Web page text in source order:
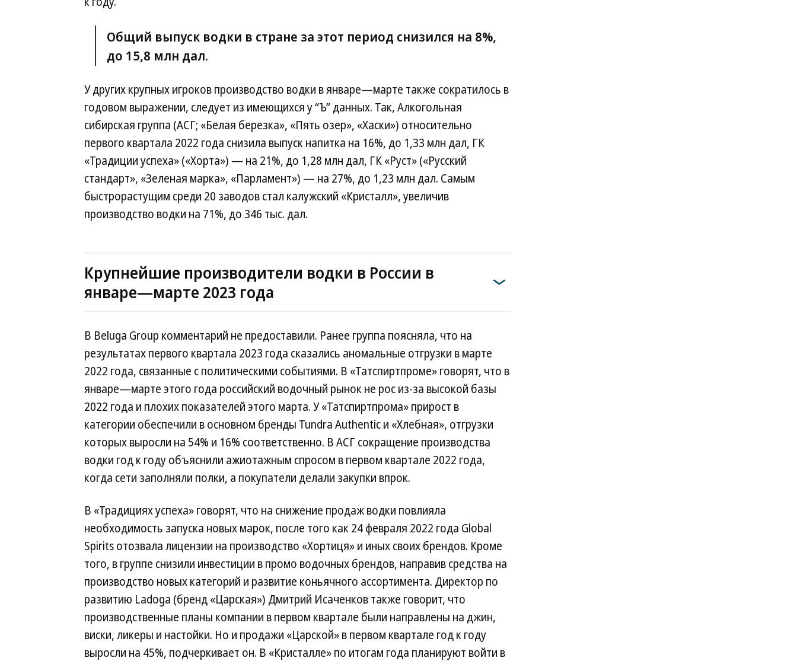
Общий выпуск водки в стране за этот период снизился на 8%,
до 15,8 млн дал.
У других крупных игроков производство водки в январе—марте также сократилось в
годовом выражении, следует из имеющихся у “Ъ” данных. Так, Алкогольная
сибирская группа (АСГ; «Белая березка», «Пять озер», «Хаски») относительно
первого квартала 2022 года снизила выпуск напитка на 16%, до 1,33 млн дал, ГК
«Традиции успеха» («Хорта») — на 21%, до 1,28 млн дал, ГК «Руст» («Русский
стандарт», «Зеленая марка», «Парламент») — на 27%, до 1,23 млн дал. Самым
быстрорастущим среди 20 заводов стал калужский «Кристалл», увеличив
производство водки на 71%, до 346 тыс. дал.
Крупнейшие производители водки в России в
январе—марте 2023 года
В Beluga Group комментарий не предоставили. Ранее группа поясняла, что на
результатах первого квартала 2023 года сказались аномальные отгрузки в марте
2022 года, связанные с политическими событиями. В «Татспиртпроме» говорят, что в
январе—марте этого года российский водочный рынок не рос из-за высокой базы
2022 года и плохих показателей этого марта. У «Татспиртпрома» прирост в
категории обеспечили в основном бренды Tundra Authentic и «Хлебная», отгрузки
которых выросли на 54% и 16% соответственно. В АСГ сокращение производства
водки год к году объяснили ажиотажным спросом в первом квартале 2022 года,
когда сети заполняли полки, а покупатели делали закупки впрок.
В «Традициях успеха» говорят, что на снижение продаж водки повлияла
необходимость запуска новых марок, после того как 24 февраля 2022 года Global
Spirits отозвала лицензии на производство «Хортиця» и иных своих брендов. Кроме
того, в группе снизили инвестиции в промо водочных брендов, направив средства на
производство новых категорий и развитие коньячного ассортимента. Директор по
развитию Ladoga (бренд «Царская») Дмитрий Исаченков также говорит, что
производственные планы компании в первом квартале были направлены на джин,
виски, ликеры и настойки. Но и продажи «Царской» в первом квартале год к году
выросли на 45%, подчеркивает он. В «Кристалле» по итогам года планируют войти в